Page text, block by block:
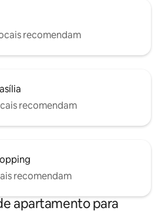
recomendam
recomendam
recomendam
apartamento para